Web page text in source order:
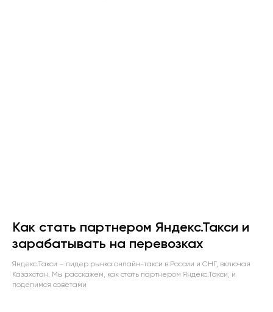
Как стать партнером Яндекс.Такси и
зарабатывать на перевозках
Яндекс.Такси – лидер рынка онлайн-такси в России и СНГ, включая
Казахстан. Мы расскажем, как стать партнером Яндекс.Такси, и
поделимся советами